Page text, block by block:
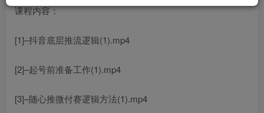
课程内容：
[1]–抖音底层推流逻辑(1).mp4
[2]–起号前准备工作(1).mp4
[3]–随心推微付赛逻辑方法(1).mp4